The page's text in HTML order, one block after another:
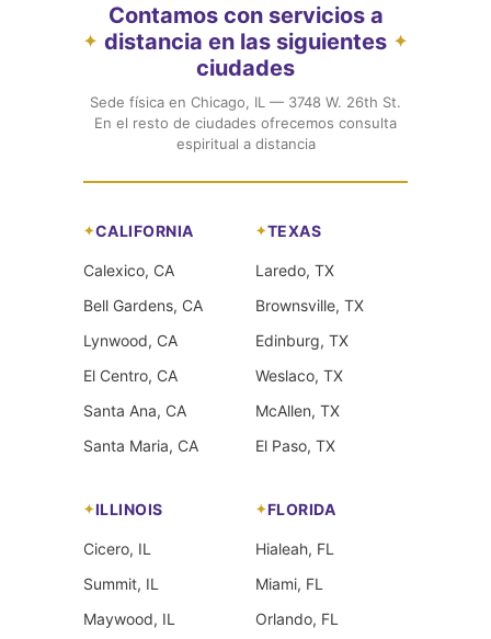
✦
Contamos con servicios a
distancia en las siguientes
ciudades
✦
Sede física en Chicago, IL — 3748 W. 26th St.
En el resto de ciudades ofrecemos consulta
espiritual a distancia
CALIFORNIA
Calexico, CA
Bell Gardens, CA
Lynwood, CA
El Centro, CA
Santa Ana, CA
Santa Maria, CA
TEXAS
Laredo, TX
Brownsville, TX
Edinburg, TX
Weslaco, TX
McAllen, TX
El Paso, TX
ILLINOIS
Cicero, IL
Summit, IL
Maywood, IL
FLORIDA
Hialeah, FL
Miami, FL
Orlando, FL